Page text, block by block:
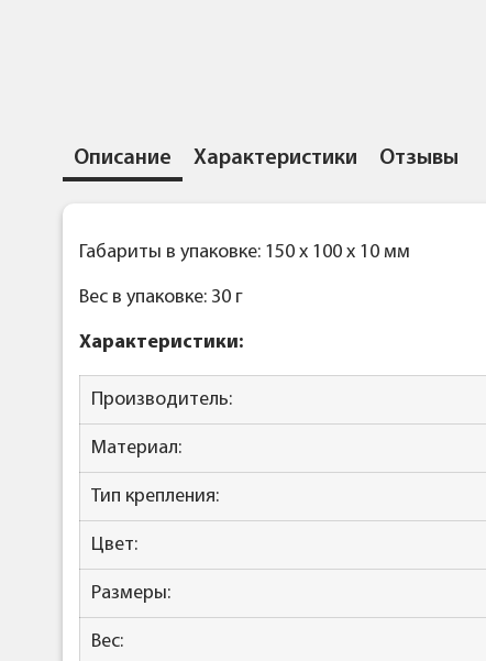
Описание Характеристики Отзывы
Габариты в упаковке: 150 x 100 x 10 мм
Вес в упаковке: 30 г
Характеристики:
Производитель:
Материал:
Тип крепления:
Цвет:
Размеры:
Вес: